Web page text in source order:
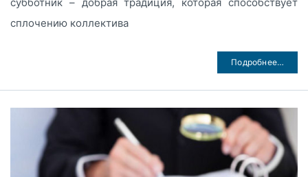
сплочению коллектива
Подробнее…